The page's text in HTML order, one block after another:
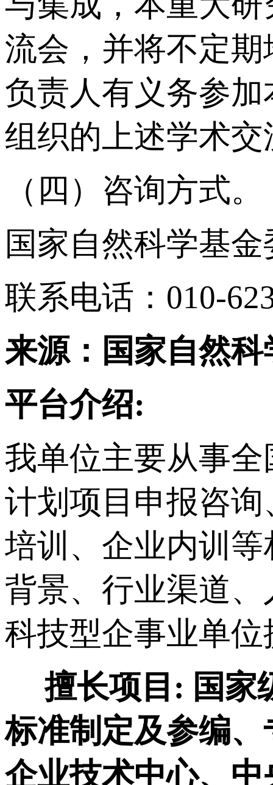
流会，并将不定
负责人有义务参
组织的上述学术
（四）咨询方式。
国家自然科学基
联系电话：010-
来源：国家自然
平台介绍:
我单位主要从事全
计划项目申报咨
培训、企业内训
背景、行业渠道
科技型企事业单
擅长项目: 国家
标准制定及参编
企业技术中心、